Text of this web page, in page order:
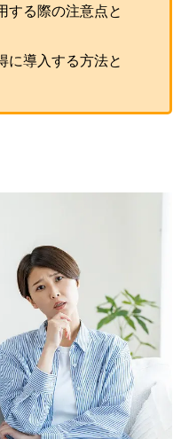
する際の注意点と
に導入する方法と